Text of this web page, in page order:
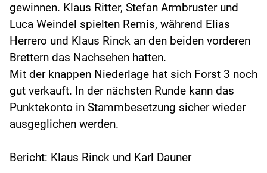
gewinnen. Klaus Ritter, Stefan Armbruster und
Luca Weindel spielten Remis, während Elias
Herrero und Klaus Rinck an den beiden vorderen
Brettern das Nachsehen hatten.
Mit der knappen Niederlage hat sich Forst 3 noch
gut verkauft. In der nächsten Runde kann das
Punktekonto in Stammbesetzung sicher wieder
ausgeglichen werden.
Bericht: Klaus Rinck und Karl Dauner